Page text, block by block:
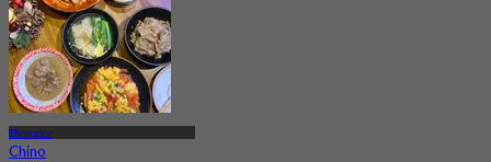
Thonglor
Chino